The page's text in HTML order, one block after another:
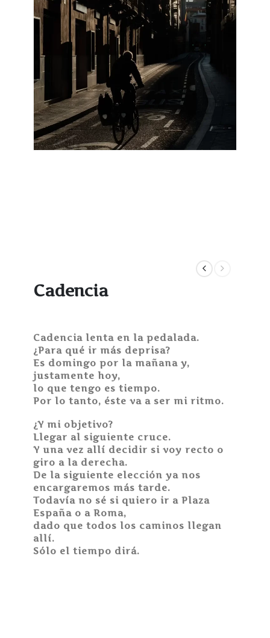
Cadencia
Cadencia lenta en la pedalada.
¿Para qué ir más deprisa?
Es domingo por la mañana y,
justamente hoy,
lo que tengo es tiempo.
Por lo tanto, éste va a ser mi ritmo.
¿Y mi objetivo?
Llegar al siguiente cruce.
Y una vez allí decidir si voy recto o
giro a la derecha.
De la siguiente elección ya nos
encargaremos más tarde.
Todavía no sé si quiero ir a Plaza
España o a Roma,
dado que todos los caminos llegan
allí.
Sólo el tiempo dirá.